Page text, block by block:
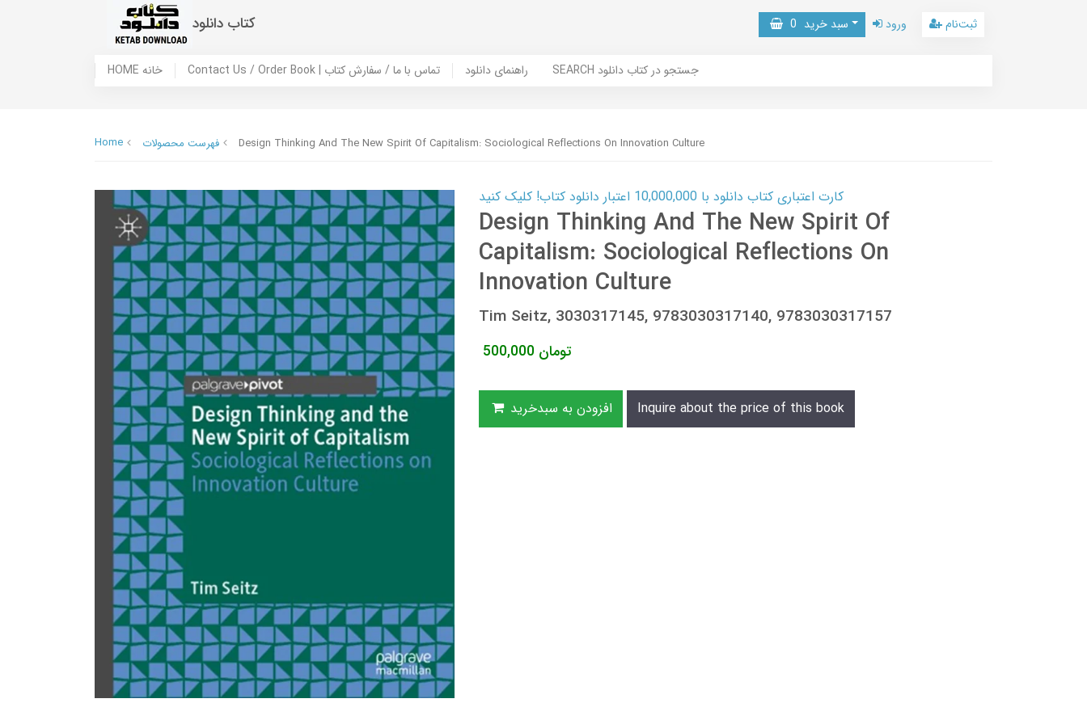
کتاب دانلود سبد خرید 0 ورود ثبت‌نام
HOME خانه Contact Us / Order Book | تماس با ما / سفارش کتاب راهنمای دانلود SEARCH جستجو در کتاب دانلود
Home فهرست محصولات Design Thinking And The New Spirit Of Capitalism: Sociological Reflections On Innovation Culture
کارت اعتباری کتاب دانلود با 10,000,000 اعتبار دانلود کتاب! کلیک کنید
Design Thinking And The New Spirit Of
Capitalism: Sociological Reflections On
Innovation Culture
Tim Seitz, 3030317145, 9783030317140, 9783030317157
500,000 تومان
افزودن به سبدخرید Inquire about the price of this book